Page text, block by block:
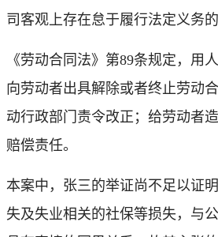
司客观上存在怠于履行法定义务的
《劳动合同法》第89条规定，用
向劳动者出具解除或者终止劳动
动行政部门责令改正；给劳动者
赔偿责任。
本案中，张三的举证尚不足以证
失及失业相关的社保等损失，与